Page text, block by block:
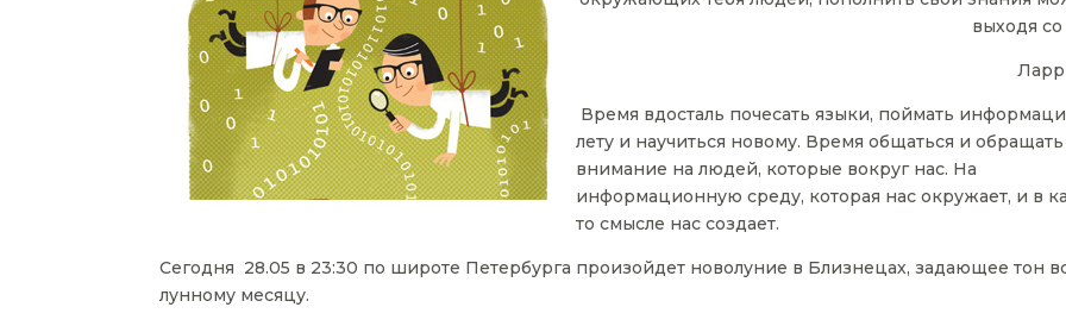
выходя
Время вдосталь почесать языки, поймать
лету и научиться новому. Время общаться и обращать
внимание на людей, которые вокруг нас. На
информационную среду, которая нас окружает, и в
то смысле нас создает.
Сегодня 28.05 в 23:30 по широте Петербурга произойдет новолуние в Близнецах, задающее тон
лунному месяцу.